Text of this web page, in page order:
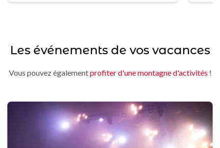
Les événements de vos vacances
Vous pouvez égalementprofiter d'une montagne d'activités !